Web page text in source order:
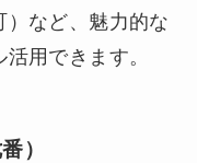
）など、魅力的な
用できます。
）